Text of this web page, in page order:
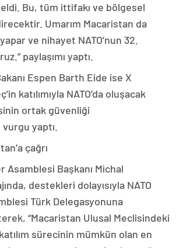
Bu, tüm ittifakı ve bölgesel
Umarım Macaristan da
ve nihayet NATO’nun 32.
paylaşımı yaptı.
Espen Barth Eide ise X
katılımıyla NATO’da oluşacak
ortak güvenliği
yaptı.
çağrı
Asamblesi Başkanı Michal
destekleri dolayısıyla NATO
Türk Delegasyonuna
“Macaristan Ulusal Meclisindeki
sürecinin mümkün olan en